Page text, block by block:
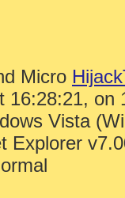
Micro
16:28:21, on
Vista
Explorer